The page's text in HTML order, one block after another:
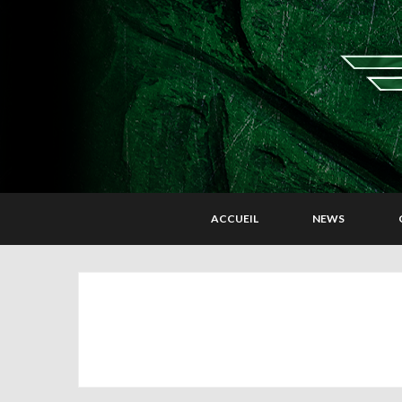
ACCUEIL NEWS